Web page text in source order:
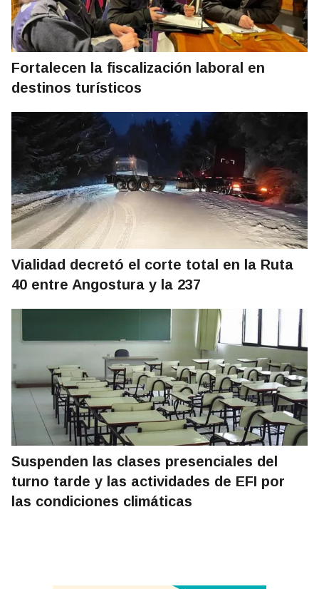
Fortalecen la fiscalización laboral en
destinos turísticos
Vialidad decretó el corte total en la Ruta
40 entre Angostura y la 237
Suspenden las clases presenciales del
turno tarde y las actividades de EFI por
las condiciones climáticas